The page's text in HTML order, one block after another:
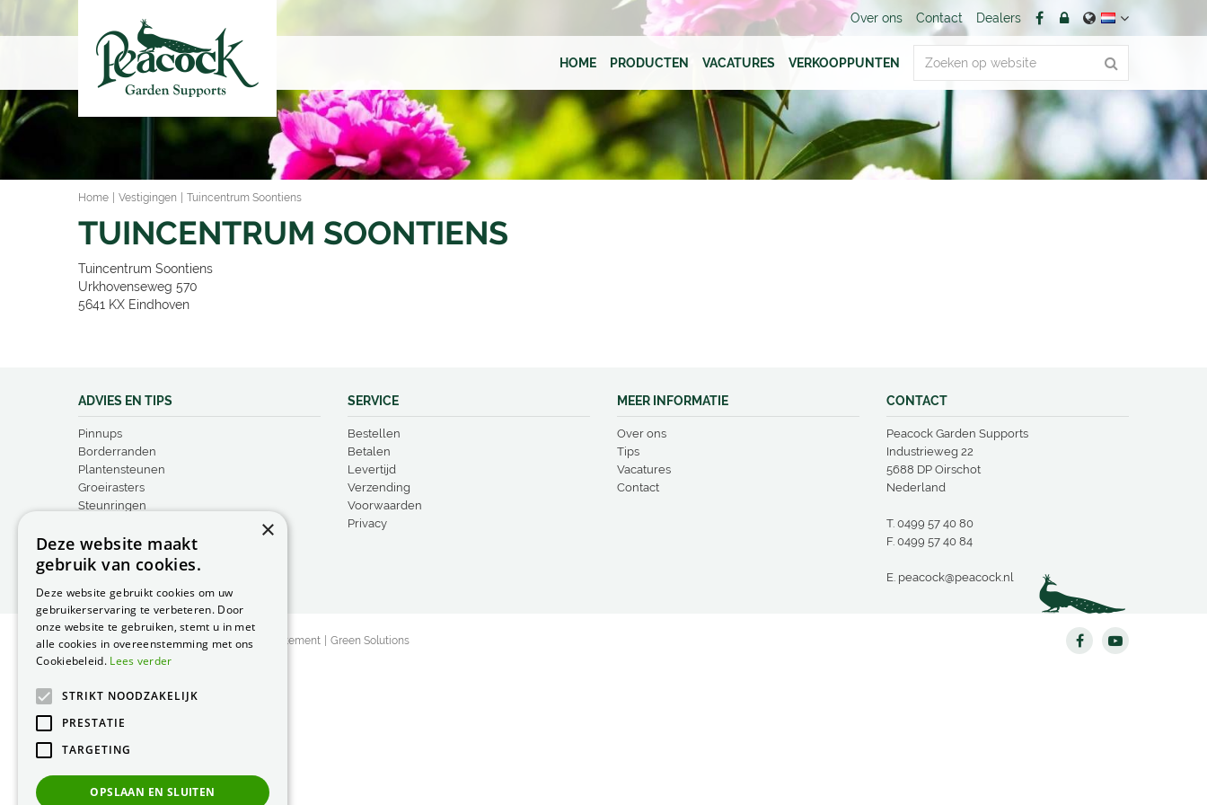
Home Vestigingen Tuincentrum Soontiens
Over ons Contact Dealers
HOME PRODUCTEN VACATURES VERKOOPPUNTEN
TUINCENTRUM SOONTIENS
Tuincentrum Soontiens
Urkhovenseweg 570
5641 KX Eindhoven
ADVIES EN TIPS
Pinnups
Borderranden
Plantensteunen
Groeirasters
Steunringen
SERVICE
Bestellen
Betalen
Levertijd
Verzending
Voorwaarden
Privacy
MEER INFORMATIE
Over ons
Tips
Vacatures
Contact
CONTACT
Peacock Garden Supports
Industrieweg 22
5688 DP Oirschot
Nederland
T. 0499 57 40 80
F. 0499 57 40 84
E. peacock@peacock.nl
© Peacock Garden Supports Privacy Statement Green Solutions
×
Deze website maakt
gebruik van cookies.
Deze website gebruikt cookies om uw
gebruikerservaring te verbeteren. Door
onze website te gebruiken, stemt u in met
alle cookies in overeenstemming met ons
Cookiebeleid. Lees verder
STRIKT NOODZAKELIJK
PRESTATIE
TARGETING
OPSLAAN EN SLUITEN